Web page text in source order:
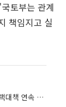
토부는 관계
책임지고 실
김윤덕 장관 “도심 공급 확대 지속⋯추가 주택대책 연속 발표”